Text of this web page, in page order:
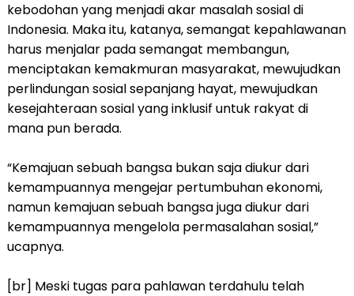
kebodohan yang menjadi akar masalah sosial di
Indonesia. Maka itu, katanya, semangat kepahlawanan
harus menjalar pada semangat membangun,
menciptakan kemakmuran masyarakat, mewujudkan
perlindungan sosial sepanjang hayat, mewujudkan
kesejahteraan sosial yang inklusif untuk rakyat di
mana pun berada.
“Kemajuan sebuah bangsa bukan saja diukur dari
kemampuannya mengejar pertumbuhan ekonomi,
namun kemajuan sebuah bangsa juga diukur dari
kemampuannya mengelola permasalahan sosial,”
ucapnya.
[br] Meski tugas para pahlawan terdahulu telah